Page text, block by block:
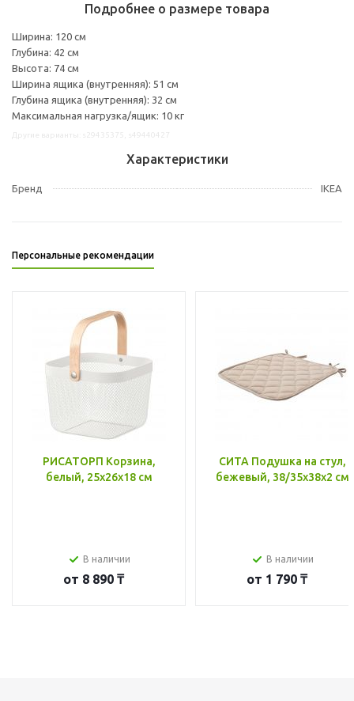
Подробнее о размере товара
Ширина: 120 см
Глубина: 42 см
Высота: 74 см
Ширина ящика (внутренняя): 51 см
Глубина ящика (внутренняя): 32 см
Максимальная нагрузка/ящик: 10 кг
Характеристики
Бренд IKEA
Персональные рекомендации
РИСАТОРП Корзина,
белый, 25x26x18 см
В наличии
от 8 890 ₸
СИТА Подушка на стул,
бежевый, 38/35x38x2 см
В наличии
от 1 790 ₸